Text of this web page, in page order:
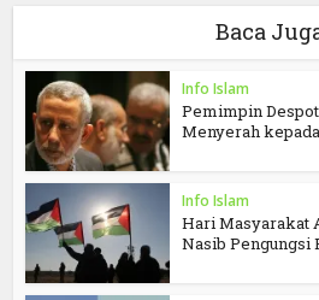
Baca
Info Islam
Pemimpin
Menyerah
Info Islam
Hari Masyarakat
Nasib Pengungsi